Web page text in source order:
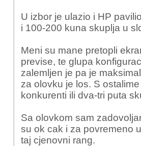
U izbor je ulazio i HP
i 100-200 kuna skuplja u
Meni su mane pretopli
previse, te glupa
zalemljen je pa je
za olovku je los. S
konkurenti ili dva-tri puta
Sa olovkom sam
su ok cak i za povremeno
taj cjenovni rang.